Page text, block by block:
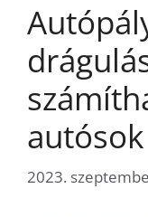
autósok
2023.